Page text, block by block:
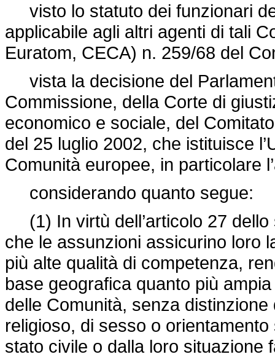
visto lo statuto dei funzionari
applicabile agli altri agenti di tali
Euratom, CECA) n. 259/68 del
vista la decisione del
Commissione, della Corte di
economico e sociale, del
del 25 luglio 2002, che istituisce
Comunità europee, in particolare
considerando quanto segue:
(1) In virtù dell’articolo 27 dello
che le assunzioni assicurino loro
più alte qualità di competenza,
base geografica quanto più
delle Comunità, senza
religioso, di sesso o
stato civile o dalla loro situazione